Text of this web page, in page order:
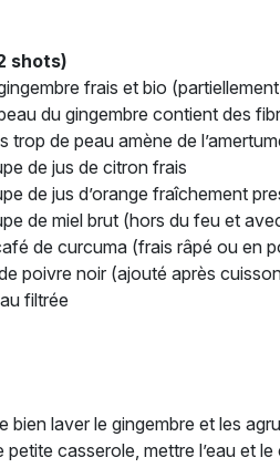
shots)
frais et bio
du gingembre contient des
trop de peau amène de
de jus de citron frais
de jus d’orange fraîchement
de miel brut (hors du feu et
de curcuma (frais râpé ou en
poivre noir (ajouté après
filtrée
bien laver le gingembre et les
petite casserole, mettre l’eau et le